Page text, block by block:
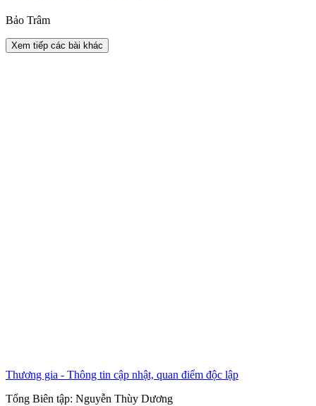
Bảo Trâm
Xem tiếp các bài khác
Thương gia - Thông tin cập nhật, quan điểm độc lập
Tổng Biên tập: Nguyễn Thùy Dương